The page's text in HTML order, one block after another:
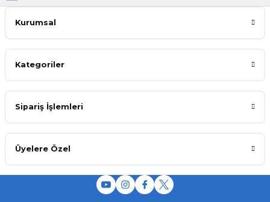
Kurumsal
Kategoriler
Sipariş İşlemleri
Üyelere Özel